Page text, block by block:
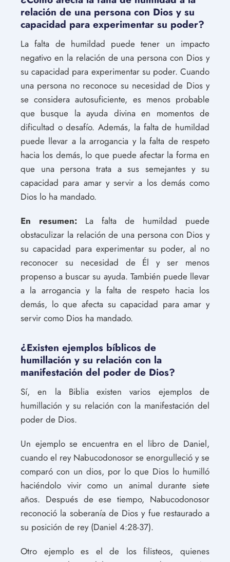
relación de una persona con Dios y su
capacidad para experimentar su poder?
La falta de humildad puede tener un impacto
negativo en la relación de una persona con Dios y
su capacidad para experimentar su poder. Cuando
una persona no reconoce su necesidad de Dios y
se considera autosuficiente, es menos probable
que busque la ayuda divina en momentos de
dificultad o desafío. Además, la falta de humildad
puede llevar a la arrogancia y la falta de respeto
hacia los demás, lo que puede afectar la forma en
que una persona trata a sus semejantes y su
capacidad para amar y servir a los demás como
Dios lo ha mandado.
En resumen: La falta de humildad puede
obstaculizar la relación de una persona con Dios y
su capacidad para experimentar su poder, al no
reconocer su necesidad de Él y ser menos
propenso a buscar su ayuda. También puede llevar
a la arrogancia y la falta de respeto hacia los
demás, lo que afecta su capacidad para amar y
servir como Dios ha mandado.
¿Existen ejemplos bíblicos de
humillación y su relación con la
manifestación del poder de Dios?
Sí, en la Biblia existen varios ejemplos de
humillación y su relación con la manifestación del
poder de Dios.
Un ejemplo se encuentra en el libro de Daniel,
cuando el rey Nabucodonosor se enorgulleció y se
comparó con un dios, por lo que Dios lo humilló
haciéndolo vivir como un animal durante siete
años. Después de ese tiempo, Nabucodonosor
reconoció la soberanía de Dios y fue restaurado a
su posición de rey (Daniel 4:28-37).
Otro ejemplo es el de los filisteos, quienes